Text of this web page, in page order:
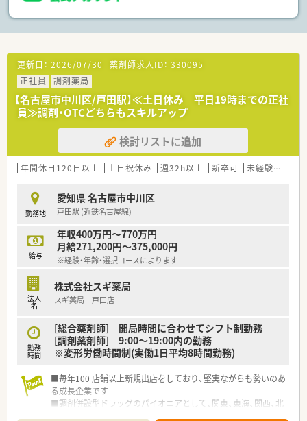
更新日： 2026/07/30 薬剤師求人ID： 330095
正社員
調剤薬局
【名古屋市中川区/戸田駅】≪土日休み 平日19時までの正社
員≫調剤・OTCどちらもスキルアップ
検討リストに追加
年間休日120日以上 土日祝休み 週32h以上 新卒可 未経験可
勤務地
愛知県 名古屋市中川区
戸田駅 (近鉄名古屋線)
給与
年収400万円～770万円
月給271,200円～375,000円
※経験・年齢・選択コースによります
法人
名
株式会社スギ薬局
スギ薬局 戸田店
勤務
時間
[総合薬剤師] 開局時間に合わせてシフト制勤務
[調剤薬剤師] 9:00～19:00内の勤務
※変形労働時間制(実働1日平均8時間勤務)
■毎年100 店舗以上新規出店をしており、堅実ながらも勢いのあ
る成長企業です
■調剤併設型ドラッグのパイオニアとして、関東、東海、関西、北